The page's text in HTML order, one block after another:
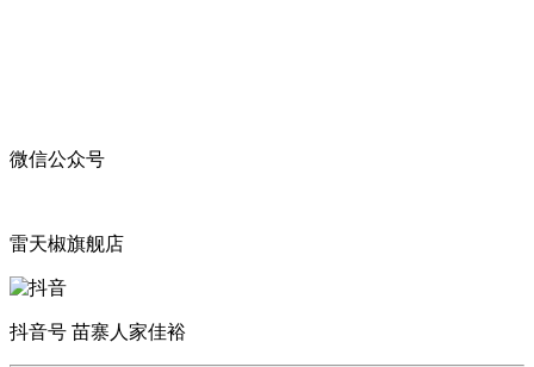
微信公众号
雷天椒旗舰店
抖音号 苗寨人家佳裕